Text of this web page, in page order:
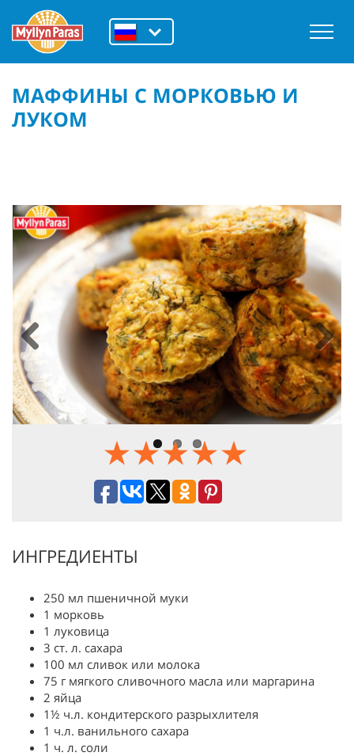
МАФФИНЫ С МОРКОВЬЮ И
ЛУКОМ
Previous Next
ИНГРЕДИЕНТЫ
250 мл пшеничной муки
1 морковь
1 луковица
3 ст. л. сахара
100 мл сливок или молока
75 г мягкого сливочного масла или маргарина
2 яйца
1½ ч.л. кондитерского разрыхлителя
1 ч.л. ванильного сахара
1 ч. л. соли